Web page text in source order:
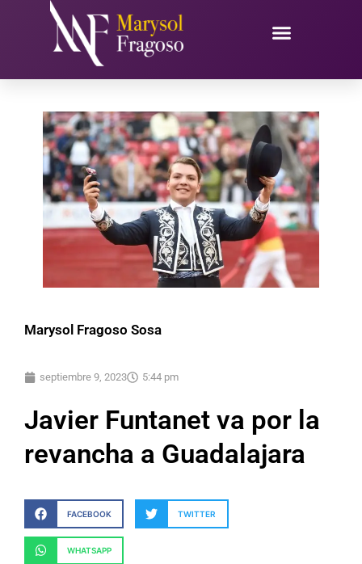
contenido
Marysol Fragoso Sosa
septiembre 9, 2023 5:44 pm
Javier Funtanet va por la
revancha a Guadalajara
FACEBOOK TWITTER
WHATSAPP